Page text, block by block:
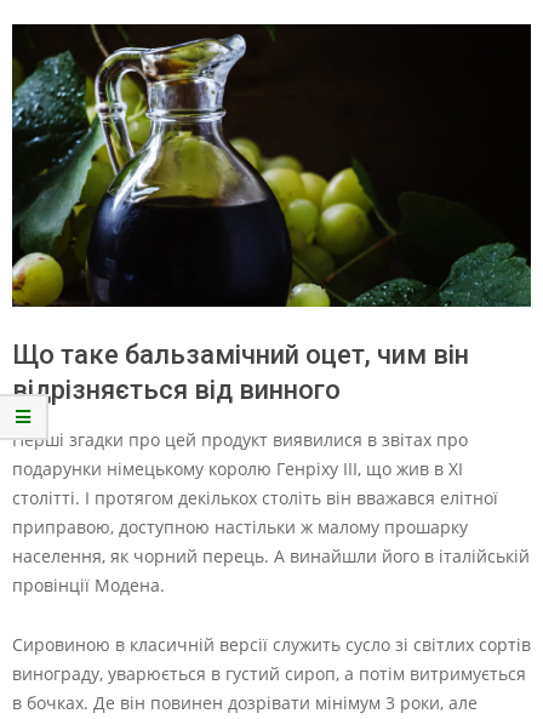
Що таке бальзамічний оцет, чим він
відрізняється від винного
Перші згадки про цей продукт виявилися в звітах про
подарунки німецькому королю Генріху III, що жив в XI
столітті. І протягом декількох століть він вважався елітної
приправою, доступною настільки ж малому прошарку
населення, як чорний перець. А винайшли його в італійській
провінції Модена.
Сировиною в класичній версії служить сусло зі світлих сортів
винограду, уварюється в густий сироп, а потім витримується
в бочках. Де він повинен дозрівати мінімум 3 роки, але